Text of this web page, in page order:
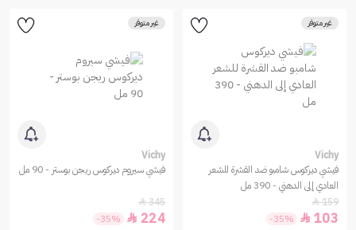
غير متوفر
Vichy
فيشي ديركوس شامبو ضد القشرة للشعر
العادي إلى الدهني - 390 مل
159

103

-35%
غير متوفر
Vichy
فيشي سيروم ديركوس ريجن بوستر - 90 مل
345

224

-35%